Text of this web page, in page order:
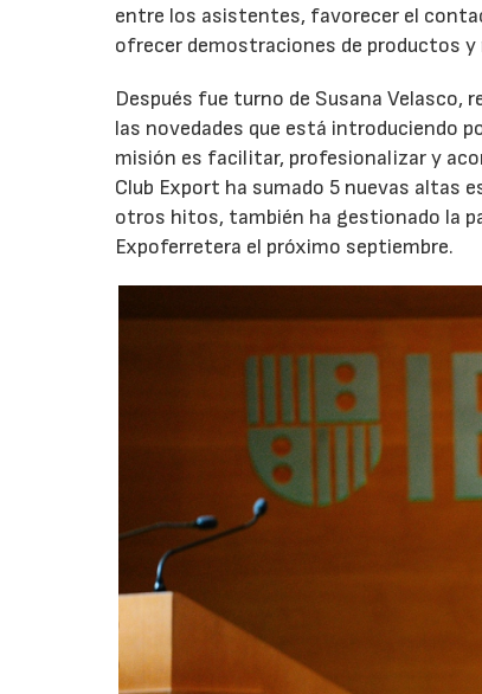
entre los asistentes, favorecer el
ofrecer demostraciones de productos
Después fue turno de Susana Velasco,
las novedades que está introduciendo
misión es facilitar, profesionalizar y
Club Export ha sumado 5 nuevas altas
otros hitos, también ha gestionado la
Expoferretera el próximo septiembre.